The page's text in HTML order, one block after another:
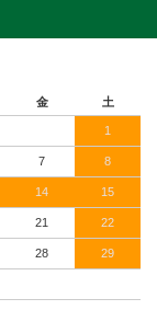
金 土
1
7 8
14 15
21 22
28 29